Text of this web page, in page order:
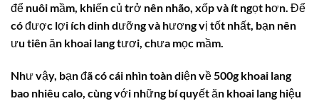
để nuôi mầm, khiến củ trở nên nhão, xốp và ít ngọt hơn. Để
có được lợi ích dinh dưỡng và hương vị tốt nhất, bạn nên
ưu tiên ăn khoai lang tươi, chưa mọc mầm.
Như vậy, bạn đã có cái nhìn toàn diện về500g khoai lang
bao nhiêu calo, cùng với những bí quyết ăn khoai lang hiệu